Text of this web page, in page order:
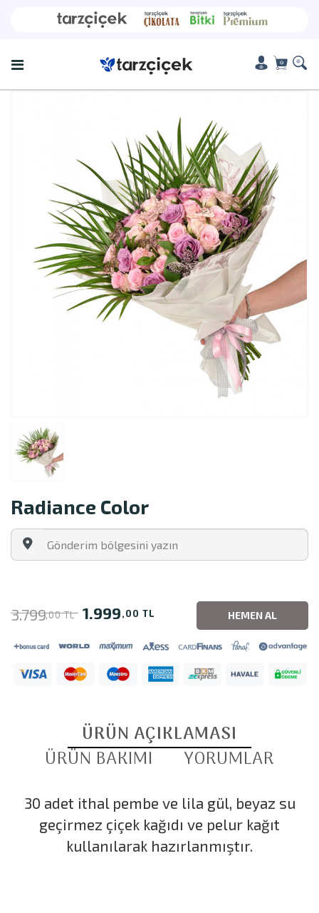
Radiance Color
3.799,00 TL 1.999,00 TL HEMEN AL
ÜRÜN AÇIKLAMASI
ÜRÜN BAKIMI
YORUMLAR
30 adet ithal pembe ve lila gül, beyaz su
geçirmez çiçek kağıdı ve pelur kağıt
kullanılarak hazırlanmıştır.